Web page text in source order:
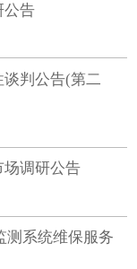
公告
判公告(第二
场调研公告
测系统维保服务